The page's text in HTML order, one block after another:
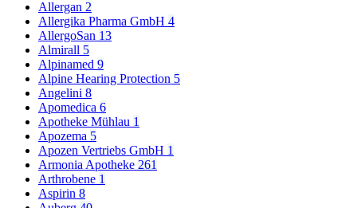
Allergan 2
Allergika Pharma GmbH 4
AllergoSan 13
Almirall 5
Alpinamed 9
Alpine Hearing Protection 5
Angelini 8
Apomedica 6
Apotheke Mühlau 1
Apozema 5
Apozen Vertriebs GmbH 1
Armonia Apotheke 261
Arthrobene 1
Aspirin 8